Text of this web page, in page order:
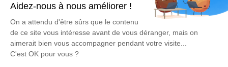
5/5 - 65 avis
Nos Services
Organiser des obsèques
Monuments funéraires
Services aux familles
Liens utiles
Avis de décès
Demande de rendez-vous en